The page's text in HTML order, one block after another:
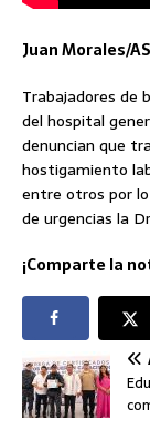
Juan Morales/
Trabajadores de
del hospital
denuncian que
hostigamiento
entre otros por
de urgencias la
¡Comparte la